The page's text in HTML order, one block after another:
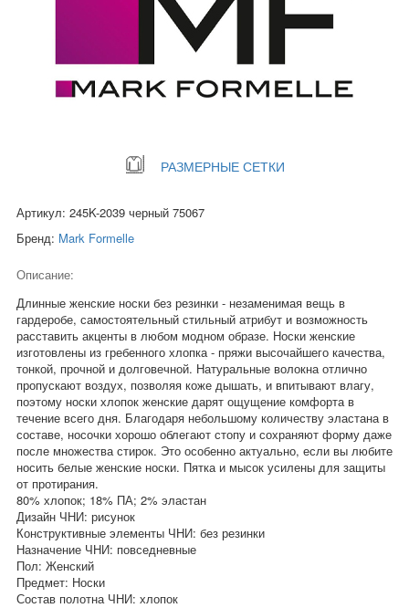
РАЗМЕРНЫЕ СЕТКИ
Артикул: 245K-2039 черный 75067
Бренд: Mark Formelle
Описание:
Длинные женские носки без резинки - незаменимая вещь в
гардеробе, самостоятельный стильный атрибут и возможность
расставить акценты в любом модном образе. Носки женские
изготовлены из гребенного хлопка - пряжи высочайшего качества,
тонкой, прочной и долговечной. Натуральные волокна отлично
пропускают воздух, позволяя коже дышать, и впитывают влагу,
поэтому носки хлопок женские дарят ощущение комфорта в
течение всего дня. Благодаря небольшому количеству эластана в
составе, носочки хорошо облегают стопу и сохраняют форму даже
после множества стирок. Это особенно актуально, если вы любите
носить белые женские носки. Пятка и мысок усилены для защиты
от протирания.
80% хлопок; 18% ПА; 2% эластан
Дизайн ЧНИ: рисунок
Конструктивные элементы ЧНИ: без резинки
Назначение ЧНИ: повседневные
Пол: Женский
Предмет: Носки
Состав полотна ЧНИ: хлопок